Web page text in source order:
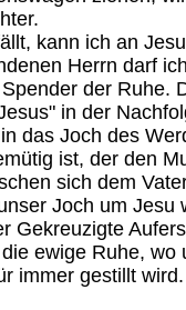
kann ich an
Herrn darf
der Ruhe.
in der
das Joch des
ist, der den
sich dem
Joch um
Gekreuzigte
ewige Ruhe,
immer gestillt wird.